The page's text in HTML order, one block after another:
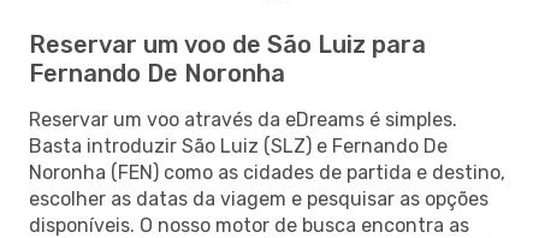
Reservar um voo de São Luiz para
Fernando De Noronha
Reservar um voo através da eDreams é simples.
Basta introduzir São Luiz (SLZ) e Fernando De
Noronha (FEN) como as cidades de partida e destino,
escolher as datas da viagem e pesquisar as opções
disponíveis. O nosso motor de busca encontra as